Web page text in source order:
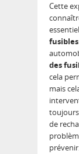
Cette
fusibles
des
cela
mais
toujours
de